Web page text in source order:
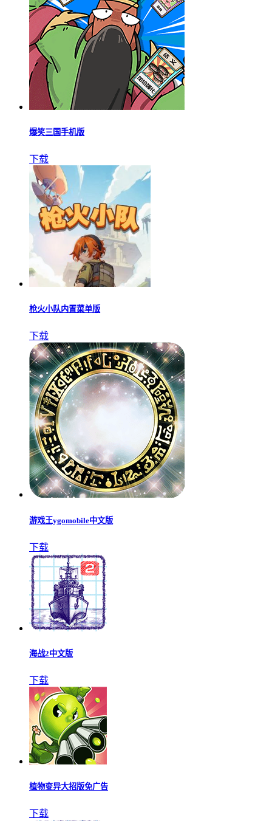
爆笑三国手机版
下载
枪火小队内置菜单版
下载
游戏王ygomobile中文版
下载
海战2中文版
下载
植物变异大招版免广告
下载